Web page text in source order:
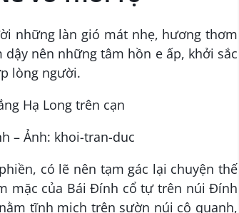
những làn gió mát nhẹ, hương thơm
nên những tâm hồn e ấp, khởi sắc
lòng người.
– Ảnh: khoi-tran-duc
có lẽ nên tạm gác lại chuyện thế
mặc của Bái Đính cổ tự trên núi Đính
tĩnh mịch trên sườn núi cô quạnh,